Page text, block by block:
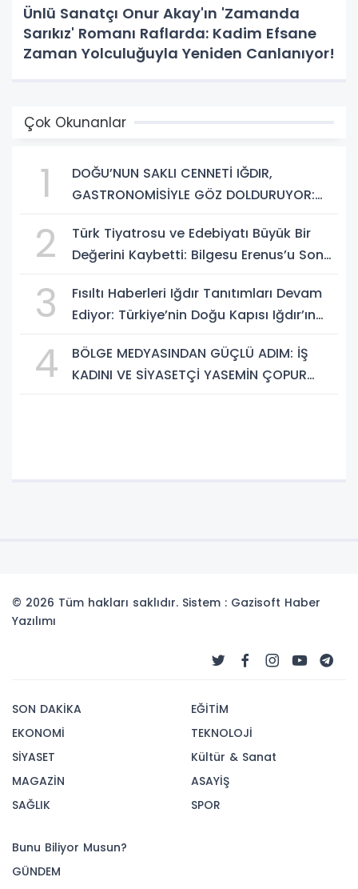
Ünlü Sanatçı Onur Akay'ın 'Zamanda
Sarıkız' Romanı Raflarda: Kadim Efsane
Zaman Yolculuğuyla Yeniden Canlanıyor!
Çok Okunanlar
1
DOĞU’NUN SAKLI CENNETİ IĞDIR,
GASTRONOMİSİYLE GÖZ DOLDURUYOR:
BULUŞMA NOKTASI
2
Türk Tiyatrosu ve Edebiyatı Büyük Bir
Değerini Kaybetti: Bilgesu Erenus’u Son
3
Fısıltı Haberleri Iğdır Tanıtımları Devam
Ediyor: Türkiye’nin Doğu Kapısı Iğdır’ın
4
BÖLGE MEDYASINDAN GÜÇLÜ ADIM: İŞ
KADINI VE SİYASETÇİ YASEMİN ÇOPUR
© 2026 Tüm hakları saklıdır. Sistem : Gazisoft Haber
Yazılımı
SON DAKİKA
EKONOMİ
SİYASET
MAGAZİN
SAĞLIK
EĞİTİM
TEKNOLOJİ
Kültür & Sanat
ASAYİŞ
SPOR
Bunu Biliyor Musun?
GÜNDEM